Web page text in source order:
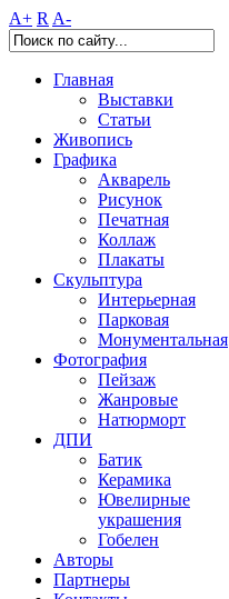
A+ R A-
Главная
Выставки
Статьи
Живопись
Графика
Акварель
Рисунок
Печатная
Коллаж
Плакаты
Скульптура
Интерьерная
Парковая
Монументальная
Фотография
Пейзаж
Жанровые
Натюрморт
ДПИ
Батик
Керамика
Ювелирные
украшения
Гобелен
Авторы
Партнеры